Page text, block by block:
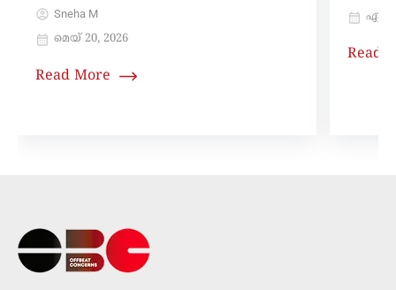
Sneha M
മെയ്‌ 20, 2026
Read More
Read